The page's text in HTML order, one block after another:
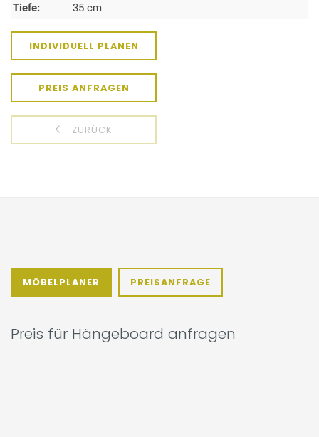
Tiefe:
35 cm
INDIVIDUELL PLANEN
PREIS ANFRAGEN
ZURÜCK
MÖBELPLANER PREISANFRAGE
Preis für Hängeboard anfragen